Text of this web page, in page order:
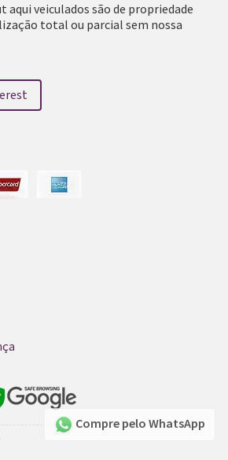
veiculados são de propriedade
total ou parcial sem nossa
Compre pelo WhatsApp